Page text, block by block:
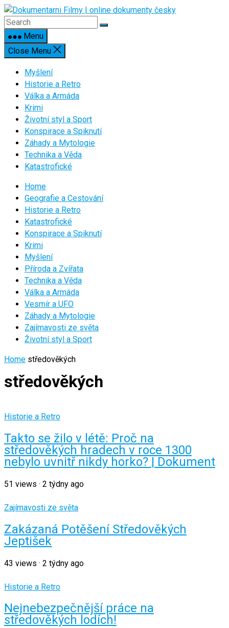
Skip
to
contentMenu
Close Menu
Myšlení
Historie a Retro
Válka a Armáda
Krimi
Životní styl a Sport
Konspirace a Spiknutí
Záhady a Mytologie
Technika a Věda
Katastrofické
Home
Geografie a Cestování
Historie a Retro
Katastrofické
Konspirace a Spiknutí
Krimi
Myšlení
Příroda a Zvířata
Technika a Věda
Válka a Armáda
Vesmír a UFO
Záhady a Mytologie
Zajímavosti ze světa
Životní styl a Sport
Home středověkých
středověkých
Historie a Retro
Takto se žilo v létě: Proč na
středověkých hradech v roce 1300
nebylo uvnitř nikdy horko? | Dokument
51 views · 2 týdny ago
Zajímavosti ze světa
Zakázaná Potěšení Středověkých
Jeptišek
43 views · 2 týdny ago
Historie a Retro
Nejnebezpečnější práce na
středověkých lodích!